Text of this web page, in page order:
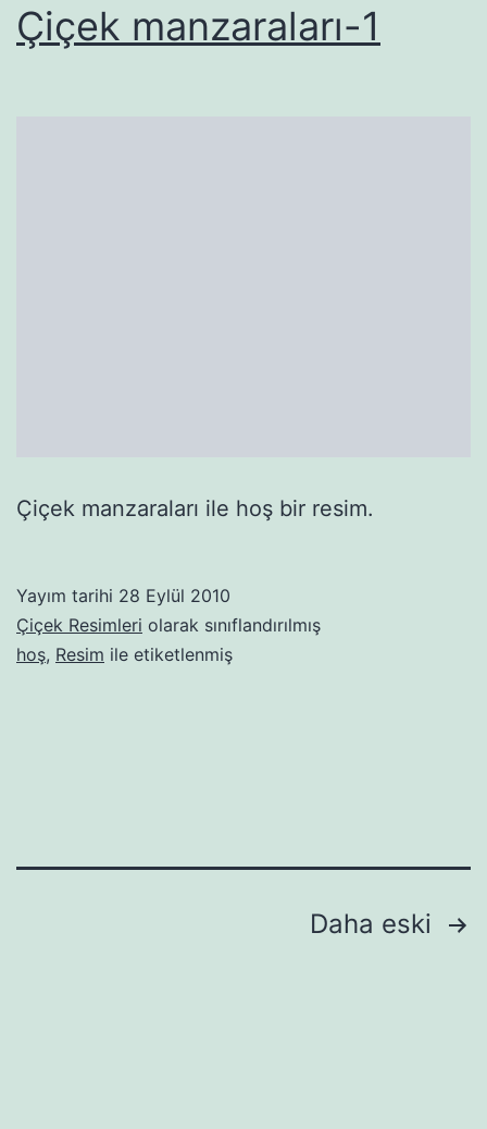
Çiçek manzaraları-1
Çiçek manzaraları ile hoş bir resim.
Yayım tarihi 28 Eylül 2010
Çiçek Resimleri olarak sınıflandırılmış
hoş, Resim ile etiketlenmiş
Daha eski